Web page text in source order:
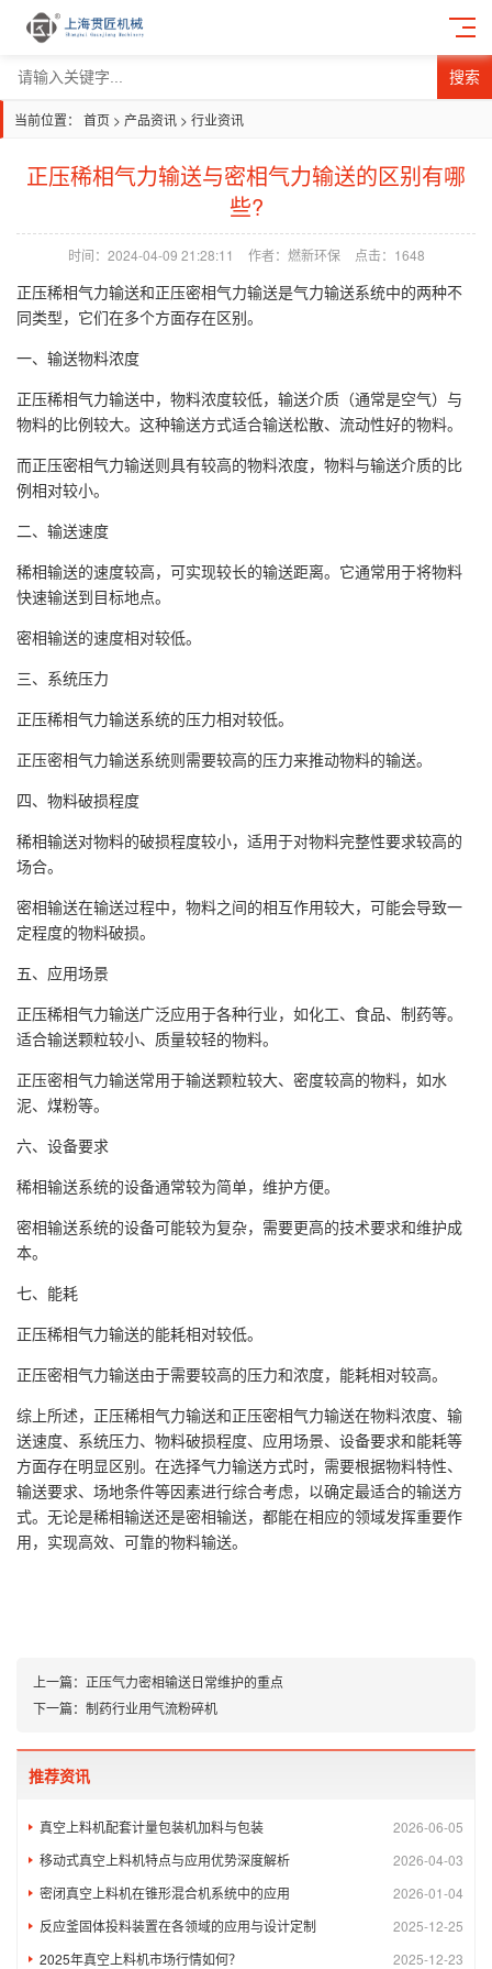
搜索
当前位置： 首页 > 产品资讯 > 行业资讯
正压稀相气力输送与密相气力输送的区别有哪
些?
时间：2024-04-09 21:28:11 作者：燃新环保 点击： 1648
正压稀相气力输送和正压密相气力输送是气力输送系统中的两种不
同类型，它们在多个方面存在区别。
一、输送物料浓度
正压稀相气力输送中，物料浓度较低，输送介质（通常是空气）与
物料的比例较大。这种输送方式适合输送松散、流动性好的物料。
而正压密相气力输送则具有较高的物料浓度，物料与输送介质的比
例相对较小。
二、输送速度
稀相输送的速度较高，可实现较长的输送距离。它通常用于将物料
快速输送到目标地点。
密相输送的速度相对较低。
三、系统压力
正压稀相气力输送系统的压力相对较低。
正压密相气力输送系统则需要较高的压力来推动物料的输送。
四、物料破损程度
稀相输送对物料的破损程度较小，适用于对物料完整性要求较高的
场合。
密相输送在输送过程中，物料之间的相互作用较大，可能会导致一
定程度的物料破损。
五、应用场景
正压稀相气力输送广泛应用于各种行业，如化工、食品、制药等。
适合输送颗粒较小、质量较轻的物料。
正压密相气力输送常用于输送颗粒较大、密度较高的物料，如水
泥、煤粉等。
六、设备要求
稀相输送系统的设备通常较为简单，维护方便。
密相输送系统的设备可能较为复杂，需要更高的技术要求和维护成
本。
七、能耗
正压稀相气力输送的能耗相对较低。
正压密相气力输送由于需要较高的压力和浓度，能耗相对较高。
综上所述，正压稀相气力输送和正压密相气力输送在物料浓度、输
送速度、系统压力、物料破损程度、应用场景、设备要求和能耗等
方面存在明显区别。在选择气力输送方式时，需要根据物料特性、
输送要求、场地条件等因素进行综合考虑，以确定最适合的输送方
式。无论是稀相输送还是密相输送，都能在相应的领域发挥重要作
用，实现高效、可靠的物料输送。
上一篇： 正压气力密相输送日常维护的重点
下一篇： 制药行业用气流粉碎机
推荐资讯
2026-06-05
真空上料机配套计量包装机加料与包装
2026-04-03
移动式真空上料机特点与应用优势深度解析
2026-01-04
密闭真空上料机在锥形混合机系统中的应用
2025-12-25
反应釜固体投料装置在各领域的应用与设计定制
2025-12-23
2025年真空上料机市场行情如何？